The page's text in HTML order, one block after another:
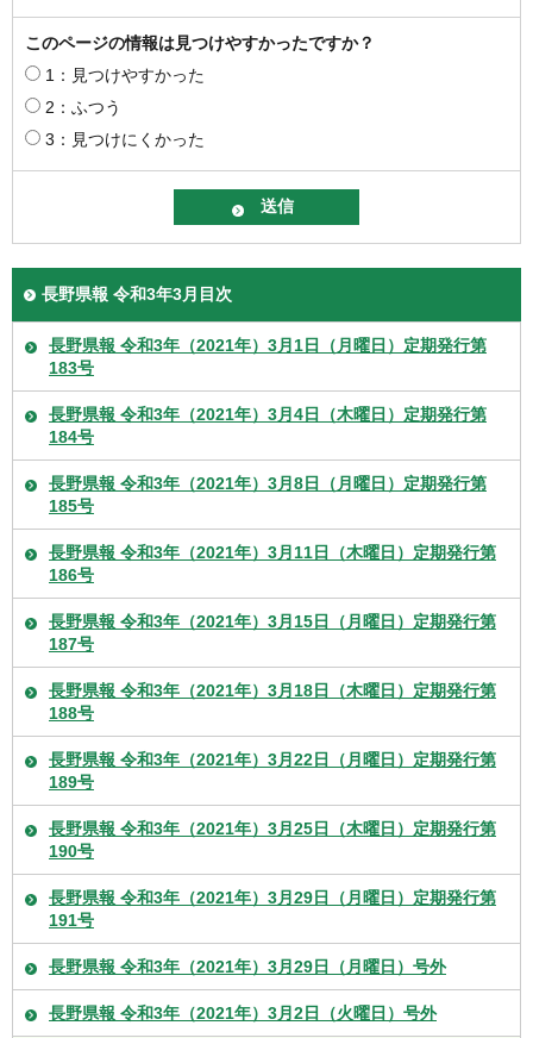
このページの情報は見つけやすかったですか？
1：見つけやすかった
2：ふつう
3：見つけにくかった
長野県報 令和3年3月目次
長野県報 令和3年（2021年）3月1日（月曜日）定期発行第
183号
長野県報 令和3年（2021年）3月4日（木曜日）定期発行第
184号
長野県報 令和3年（2021年）3月8日（月曜日）定期発行第
185号
長野県報 令和3年（2021年）3月11日（木曜日）定期発行第
186号
長野県報 令和3年（2021年）3月15日（月曜日）定期発行第
187号
長野県報 令和3年（2021年）3月18日（木曜日）定期発行第
188号
長野県報 令和3年（2021年）3月22日（月曜日）定期発行第
189号
長野県報 令和3年（2021年）3月25日（木曜日）定期発行第
190号
長野県報 令和3年（2021年）3月29日（月曜日）定期発行第
191号
長野県報 令和3年（2021年）3月29日（月曜日）号外
長野県報 令和3年（2021年）3月2日（火曜日）号外